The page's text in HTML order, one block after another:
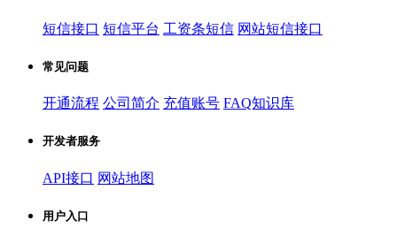
短信接口 短信平台 工资条短信 网站短信接口
常见问题
开通流程 公司简介 充值账号 FAQ知识库
开发者服务
API接口 网站地图
用户入口